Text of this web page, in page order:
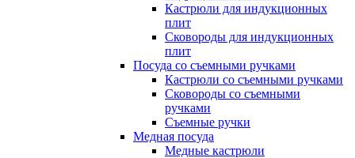
Кастрюли для индукционных
плит
Сковороды для индукционных
плит
Посуда со съемными ручками
Кастрюли со съемными ручками
Сковороды со съемными
ручками
Съемные ручки
Медная посуда
Медные кастрюли